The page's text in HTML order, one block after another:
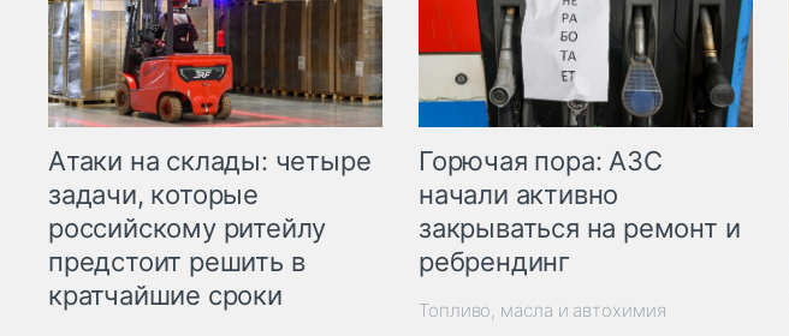
Атаки на склады: четыре
задачи, которые
российскому ритейлу
предстоит решить в
кратчайшие сроки
Горючая пора: АЗС
начали активно
закрываться на ремонт и
ребрендинг
Топливо, масла и автохимия